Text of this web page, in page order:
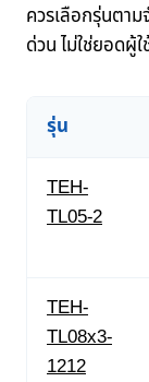
ควรเลือกรุ่นตาม
ด่วน ไม่ใช่ยอดผู้
รุ่น
TEH-
TL05-2
TEH-
TL08x3-
1212